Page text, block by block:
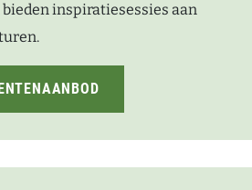
bieden inspiratiesessies aan